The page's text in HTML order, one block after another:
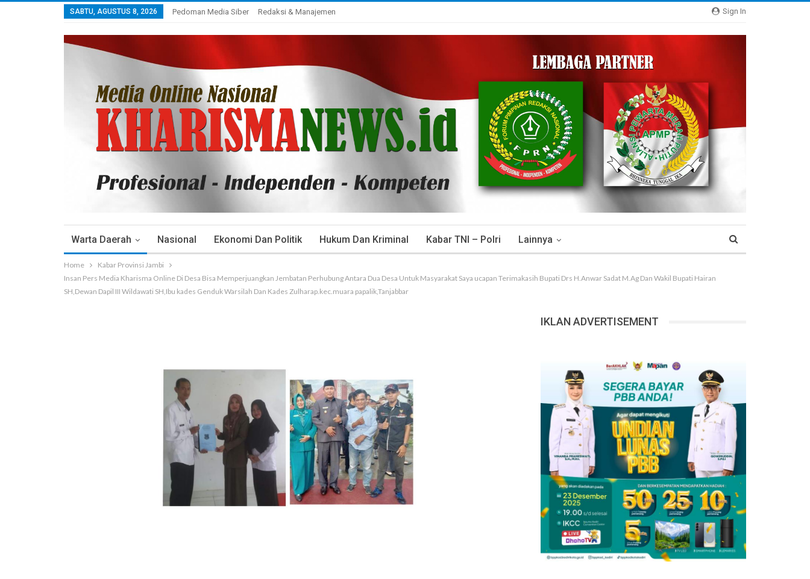
Sign In
SABTU, AGUSTUS 8, 2026 Pedoman Media Siber Redaksi & Manajemen
Warta Daerah Nasional Ekonomi Dan Politik Hukum Dan Kriminal Kabar TNI – Polri Lainnya
Home
Kabar Provinsi Jambi
Insan Pers Media Kharisma Online Di Desa Bisa Memperjuangkan Jembatan Perhubung Antara Dua Desa Untuk Masyarakat Saya ucapan Terimakasih Bupati Drs H.Anwar Sadat M.Ag Dan Wakil Bupati Hairan
SH,Dewan Dapil III Wildawati SH,Ibu kades Genduk Warsilah Dan Kades Zulharap.kec.muara papalik,Tanjabbar
IKLAN ADVERTISEMENT